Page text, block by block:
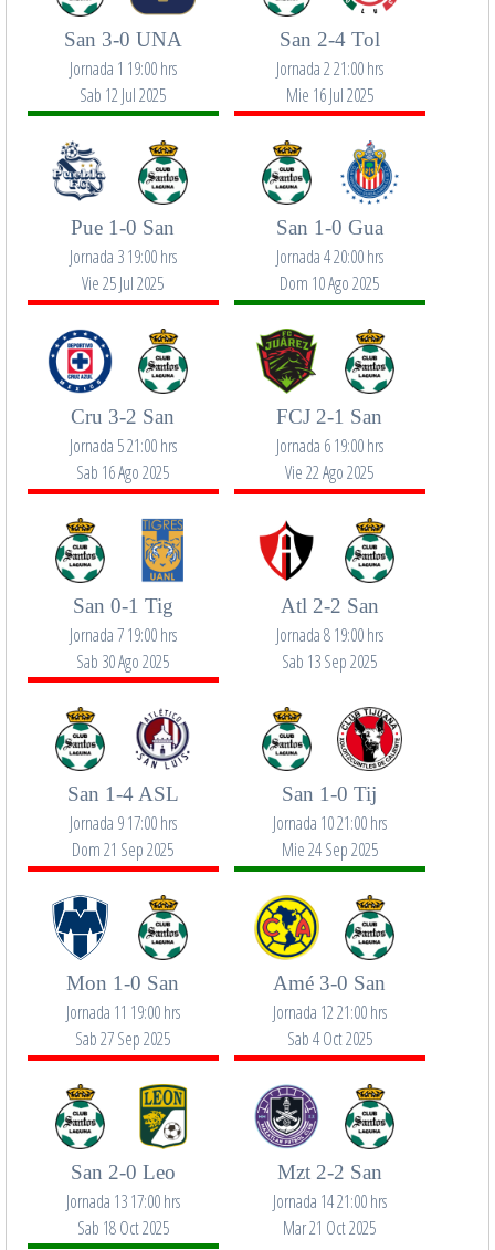
San 3-0 UNA
Jornada 1 19:00 hrs
Sab 12 Jul 2025
San 2-4 Tol
Jornada 2 21:00 hrs
Mie 16 Jul 2025
Pue 1-0 San
Jornada 3 19:00 hrs
Vie 25 Jul 2025
San 1-0 Gua
Jornada 4 20:00 hrs
Dom 10 Ago 2025
Cru 3-2 San
Jornada 5 21:00 hrs
Sab 16 Ago 2025
FCJ 2-1 San
Jornada 6 19:00 hrs
Vie 22 Ago 2025
San 0-1 Tig
Jornada 7 19:00 hrs
Sab 30 Ago 2025
Atl 2-2 San
Jornada 8 19:00 hrs
Sab 13 Sep 2025
San 1-4 ASL
Jornada 9 17:00 hrs
Dom 21 Sep 2025
San 1-0 Tij
Jornada 10 21:00 hrs
Mie 24 Sep 2025
Mon 1-0 San
Jornada 11 19:00 hrs
Sab 27 Sep 2025
Amé 3-0 San
Jornada 12 21:00 hrs
Sab 4 Oct 2025
San 2-0 Leo
Jornada 13 17:00 hrs
Sab 18 Oct 2025
Mzt 2-2 San
Jornada 14 21:00 hrs
Mar 21 Oct 2025